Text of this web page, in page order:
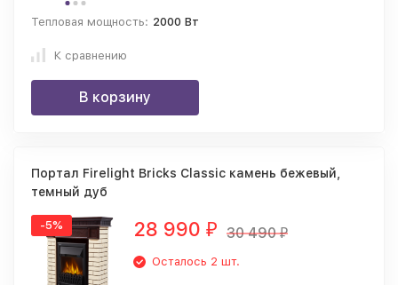
Тепловая мощность: 2000 Вт
К сравнению
В корзину
Портал Firelight Bricks Classic камень бежевый,
темный дуб
-5% 28 990 ₽ 30 490 ₽
Осталось 2 шт.